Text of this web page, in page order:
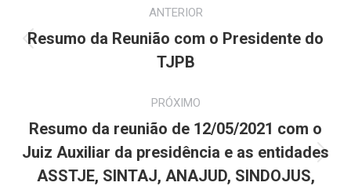
de
ANTERIOR
Post
anterior:
Resumo da Reunião com o Presidente do
TJPB
PRÓXIMO
Próximo
Resumo da reunião de 12/05/2021 com o
Juiz Auxiliar da presidência e as entidades
ASSTJE, SINTAJ, ANAJUD, SINDOJUS,